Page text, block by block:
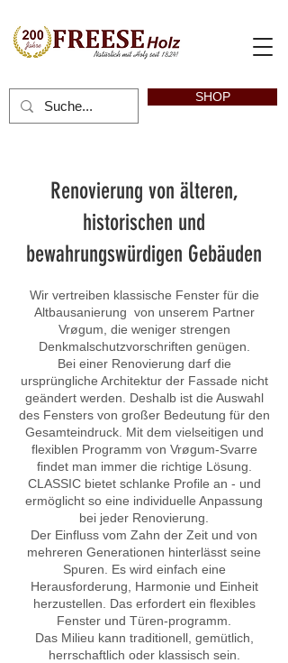
SHOP
Renovierung von älteren,
historischen und
bewahrungswürdigen Gebäuden
Wir vertreiben klassische Fenster für die
Altbausanierung von unserem Partner
Vrøgum, die weniger strengen
Denkmalschutzvorschriften genügen.
Bei einer Renovierung darf die
ursprüngliche Architektur der Fassade nicht
geändert werden. Deshalb ist die Auswahl
des Fensters von großer Bedeutung für den
Gesamteindruck. Mit dem vielseitigen und
flexiblen Programm von Vrøgum-Svarre
findet man immer die richtige Lösung.
CLASSIC bietet schlanke Profile an - und
ermöglicht so eine individuelle Anpassung
bei jeder Renovierung.
Der Einfluss vom Zahn der Zeit und von
mehreren Generationen hinterlässt seine
Spuren. Es wird einfach eine
Herausforderung, Harmonie und Einheit
herzustellen. Das erfordert ein flexibles
Fenster und Türen-programm.
Das Milieu kann traditionell, gemütlich,
herrschaftlich oder klassisch sein.